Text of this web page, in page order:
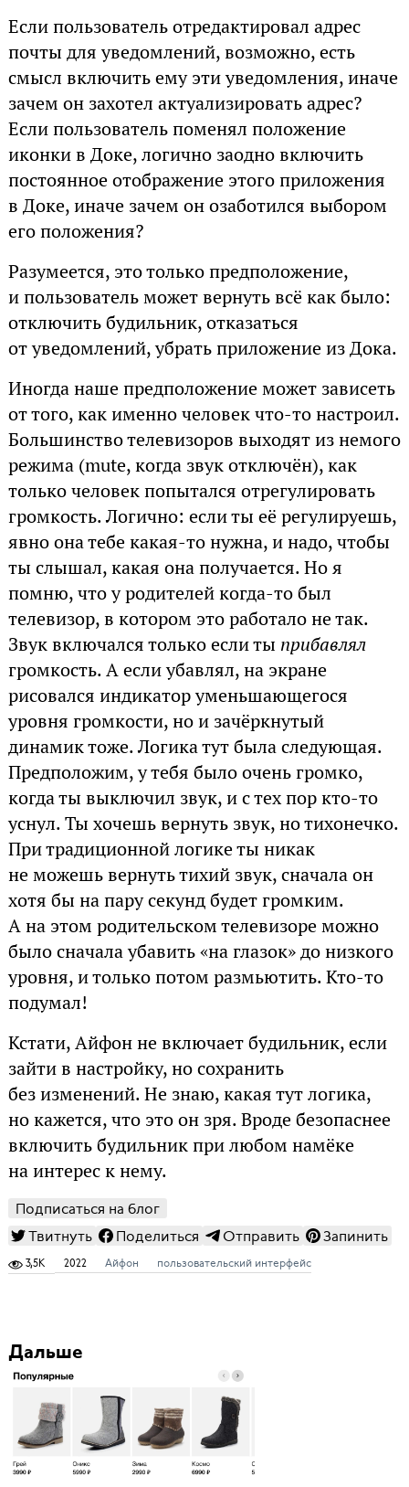
Если пользователь отредактировал адрес
почты для уведомлений, возможно, есть
смысл включить ему эти уведомления, иначе
зачем он захотел актуализировать адрес?
Если пользователь поменял положение
иконки в Доке, логично заодно включить
постоянное отображение этого приложения
в Доке, иначе зачем он озаботился выбором
его положения?
Разумеется, это только предположение,
и пользователь может вернуть всё как было:
отключить будильник, отказаться
от уведомлений, убрать приложение из Дока.
Иногда наше предположение может зависеть
от того, как именно человек что-то настроил.
Большинство телевизоров выходят из немого
режима (mute, когда звук отключён), как
только человек попытался отрегулировать
громкость. Логично: если ты её регулируешь,
явно она тебе какая-то нужна, и надо, чтобы
ты слышал, какая она получается. Но я
помню, что у родителей когда-то был
телевизор, в котором это работало не так.
Звук включался только если ты прибавлял
громкость. А если убавлял, на экране
рисовался индикатор уменьшающегося
уровня громкости, но и зачёркнутый
динамик тоже. Логика тут была следующая.
Предположим, у тебя было очень громко,
когда ты выключил звук, и с тех пор кто-то
уснул. Ты хочешь вернуть звук, но тихонечко.
При традиционной логике ты никак
не можешь вернуть тихий звук, сначала он
хотя бы на пару секунд будет громким.
А на этом родительском телевизоре можно
было сначала убавить «на глазок» до низкого
уровня, и только потом размьютить. Кто-то
подумал!
Кстати, Айфон не включает будильник, если
зайти в настройку, но сохранить
без изменений. Не знаю, какая тут логика,
но кажется, что это он зря. Вроде безопаснее
включить будильник при любом намёке
на интерес к нему.
Подписаться на блог
Твитнуть
Поделиться Отправить Запинить
3,5K 2022 Айфон пользовательский интерфейс
Дальше